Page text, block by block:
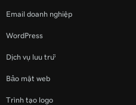
Email doanh nghiệp
WordPress
Dịch vụ lưu trữ
Bảo mật web
Trình tạo logo